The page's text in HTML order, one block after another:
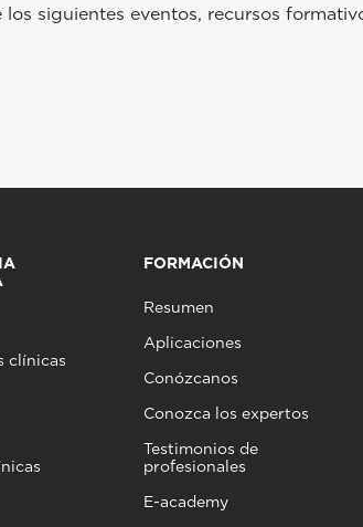
siguientes eventos, recursos
clínicas
FORMACIÓN
Resumen
Aplicaciones
Conózcanos
Conozca los expertos
Testimonios de
profesionales
E-academy